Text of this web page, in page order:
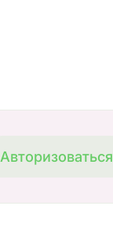
Авторизоваться